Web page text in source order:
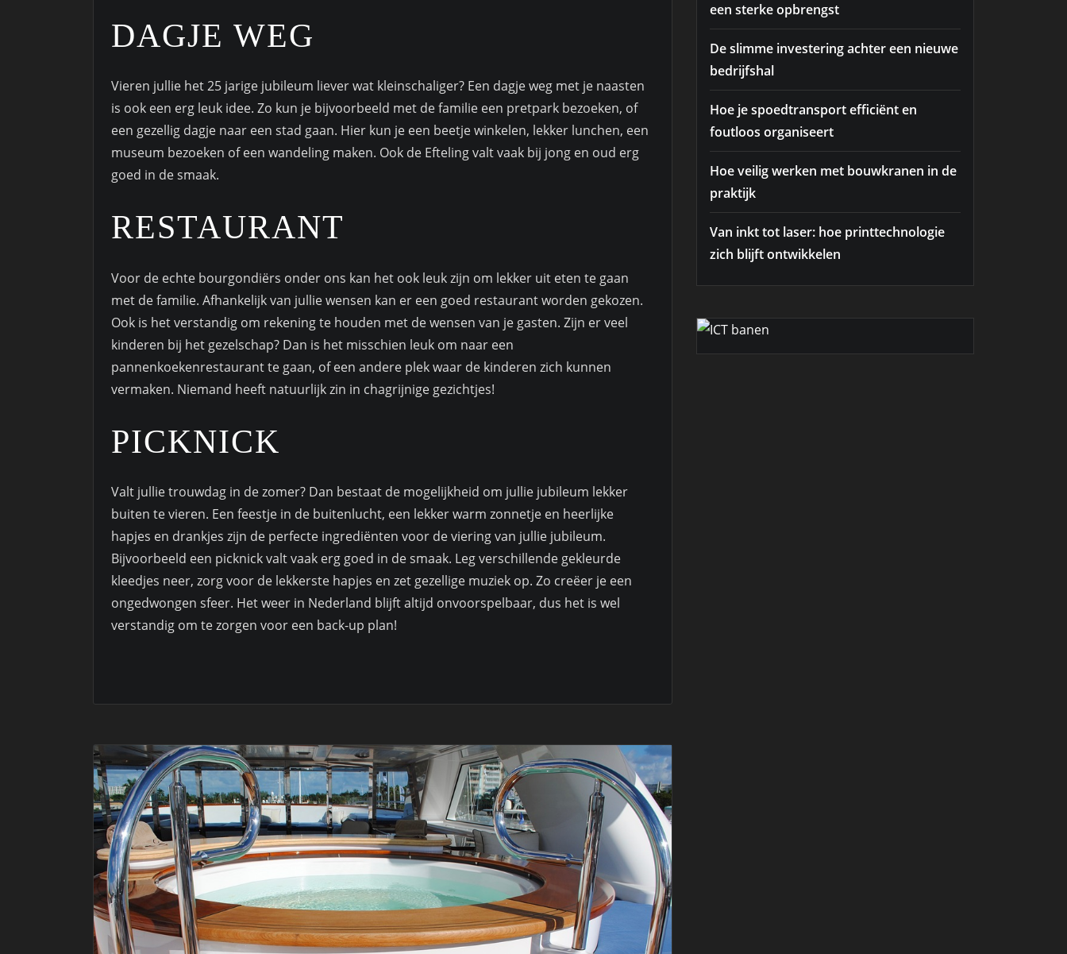
DAGJE WEG
Vieren jullie het 25 jarige jubileum liever wat kleinschaliger? Een dagje weg met je naasten
is ook een erg leuk idee. Zo kun je bijvoorbeeld met de familie een pretpark bezoeken, of
een gezellig dagje naar een stad gaan. Hier kun je een beetje winkelen, lekker lunchen, een
museum bezoeken of een wandeling maken. Ook de Efteling valt vaak bij jong en oud erg
goed in de smaak.
RESTAURANT
Voor de echte bourgondiërs onder ons kan het ook leuk zijn om lekker uit eten te gaan
met de familie. Afhankelijk van jullie wensen kan er een goed restaurant worden gekozen.
Ook is het verstandig om rekening te houden met de wensen van je gasten. Zijn er veel
kinderen bij het gezelschap? Dan is het misschien leuk om naar een
pannenkoekenrestaurant te gaan, of een andere plek waar de kinderen zich kunnen
vermaken. Niemand heeft natuurlijk zin in chagrijnige gezichtjes!
PICKNICK
Valt jullie trouwdag in de zomer? Dan bestaat de mogelijkheid om jullie jubileum lekker
buiten te vieren. Een feestje in de buitenlucht, een lekker warm zonnetje en heerlijke
hapjes en drankjes zijn de perfecte ingrediënten voor de viering van jullie jubileum.
Bijvoorbeeld een picknick valt vaak erg goed in de smaak. Leg verschillende gekleurde
kleedjes neer, zorg voor de lekkerste hapjes en zet gezellige muziek op. Zo creëer je een
ongedwongen sfeer. Het weer in Nederland blijft altijd onvoorspelbaar, dus het is wel
verstandig om te zorgen voor een back-up plan!
een sterke opbrengst
De slimme investering achter een nieuwe
bedrijfshal
Hoe je spoedtransport efficiënt en
foutloos organiseert
Hoe veilig werken met bouwkranen in de
praktijk
Van inkt tot laser: hoe printtechnologie
zich blijft ontwikkelen